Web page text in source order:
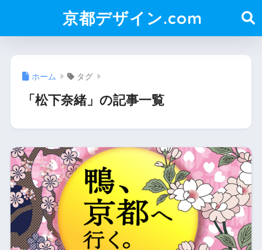
京都デザイン.com
ホーム タグ
「松下奈緒」の記事一覧